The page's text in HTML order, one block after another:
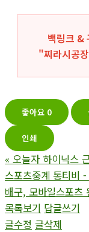
백링크 &
"찌라시공
좋아요 0
인쇄
« 오늘자 하이닉스
스포츠중계 통티비
배구, 모바일스포츠
목록보기 답글쓰기
글수정 글삭제